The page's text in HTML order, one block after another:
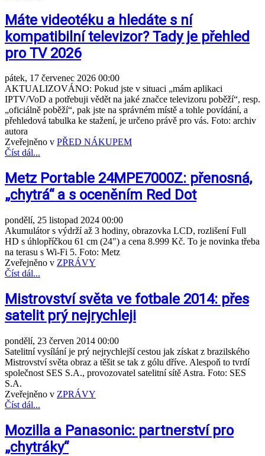
Máte videotéku a hledáte s ní
kompatibilní televizor? Tady je přehled
pro TV 2026
pátek, 17 červenec 2026 00:00
AKTUALIZOVÁNO: Pokud jste v situaci „mám aplikaci
IPTV/VoD a potřebuji vědět na jaké značce televizoru poběží“, resp.
„oficiálně poběží“, pak jste na správném místě a tohle povídání, a
přehledová tabulka ke stažení, je určeno právě pro vás. Foto: archiv
autora
Zveřejněno v PŘED NÁKUPEM
Číst dál...
Metz Portable 24MPE7000Z: přenosná,
„chytrá“ a s oceněním Red Dot
pondělí, 25 listopad 2024 00:00
Akumulátor s výdrží až 3 hodiny, obrazovka LCD, rozlišení Full
HD s úhlopříčkou 61 cm (24") a cena 8.999 Kč. To je novinka třeba
na terasu s Wi-Fi 5. Foto: Metz
Zveřejněno v ZPRÁVY
Číst dál...
Mistrovství světa ve fotbale 2014: přes
satelit prý nejrychleji
pondělí, 23 červen 2014 00:00
Satelitní vysílání je prý nejrychlejší cestou jak získat z brazilského
Mistrovství světa obraz a těšit se tak z gólu dříve. Alespoň to tvrdí
společnost SES S.A., provozovatel satelitní sítě Astra. Foto: SES
S.A.
Zveřejněno v ZPRÁVY
Číst dál...
Mozilla a Panasonic: partnerství pro
„chytráky“